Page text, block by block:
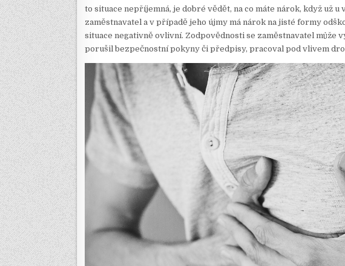
to situace nepříjemná, je dobré vědět, na co máte nárok, když už u
zaměstnavatel a v případě jeho újmy má nárok na jisté formy
situace negativně ovlivní. Zodpovědnosti se zaměstnavatel může
porušil bezpečnostní pokyny či předpisy, pracoval pod vlivem